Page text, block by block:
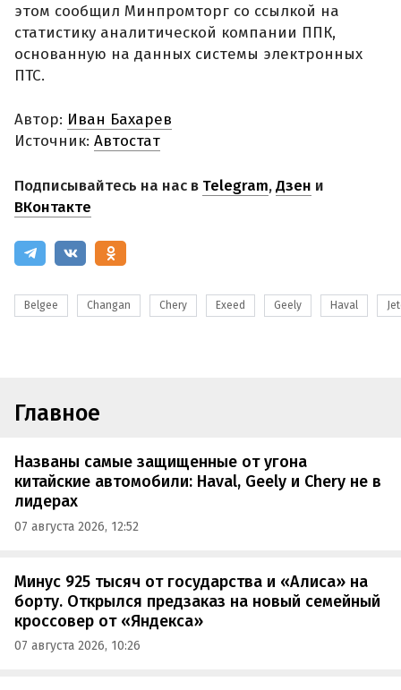
этом сообщил Минпромторг со ссылкой на
статистику аналитической компании ППК,
основанную на данных системы электронных
ПТС.
Автор: Иван Бахарев
Источник: Автостат
Подписывайтесь на нас в Telegram,Дзен и
ВКонтакте
Belgee Changan Chery Exeed Geely Haval
Главное
Названы самые защищенные от угона
китайские автомобили: Haval, Geely и Chery не в
лидерах
07 августа 2026, 12:52
Минус 925 тысяч от государства и «Алиса» на
борту. Открылся предзаказ на новый семейный
кроссовер от «Яндекса»
07 августа 2026, 10:26